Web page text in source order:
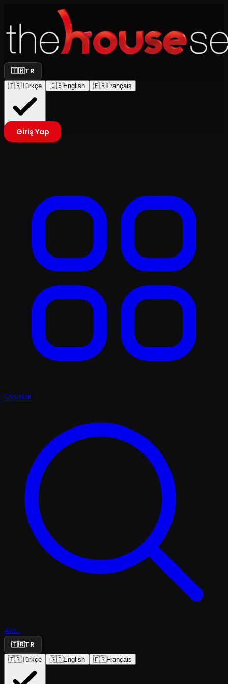
🇹🇷TR
🇹🇷Türkçe 🇬🇧English 🇫🇷Français
Giriş Yap
Oyunlar
Ara...
🇹🇷TR
🇹🇷Türkçe 🇬🇧English 🇫🇷Français